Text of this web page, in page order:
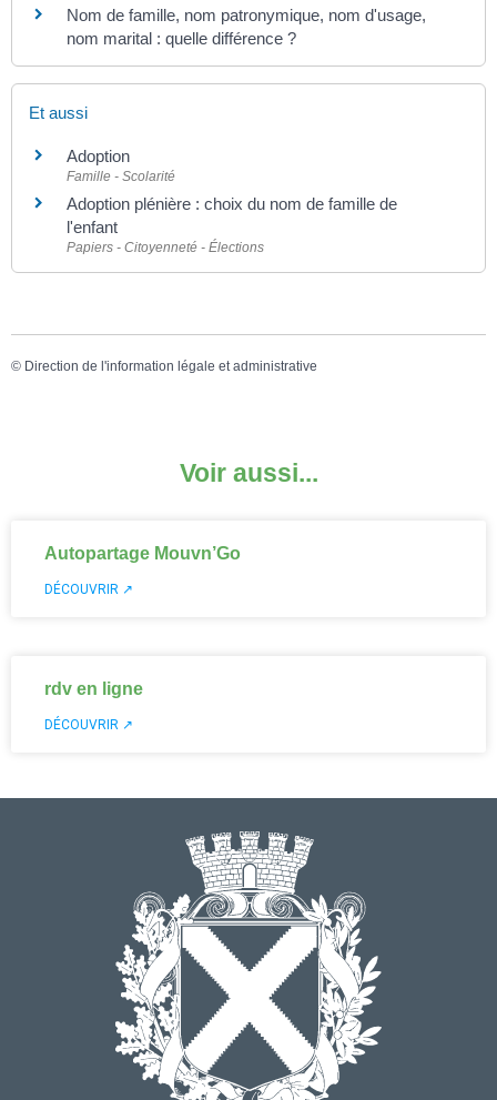
Nom de famille, nom patronymique, nom d'usage,
nom marital : quelle différence ?
Et aussi
Adoption
Famille - Scolarité
Adoption plénière : choix du nom de famille de
l'enfant
Papiers - Citoyenneté - Élections
© Direction de l'information légale et administrative
Voir aussi...
Autopartage Mouvn’Go
DÉCOUVRIR ↗
rdv en ligne
DÉCOUVRIR ↗